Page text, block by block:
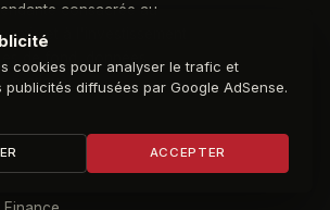
consacrée au
et à l'investissement
de fond, données
pratiques.
cookies pour analyser le trafic et
publicités diffusées par Google AdSense.
ACCEPTER